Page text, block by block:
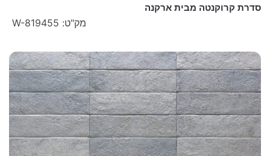
סדרת קרוקנטה מבית ארקנה
מק"ט: W-819455